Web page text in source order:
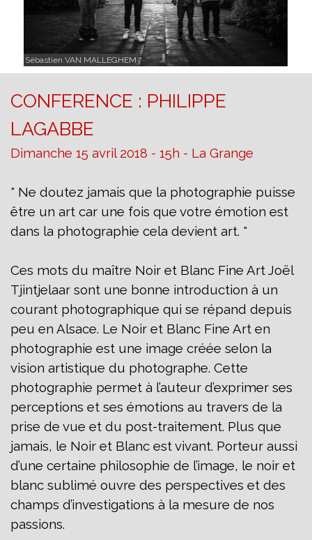
Sébastien VAN MALLEGHEM
CONFERENCE : PHILIPPE
LAGABBE
Dimanche 15 avril 2018 - 15h - La Grange
" Ne doutez jamais que la photographie puisse
être un art car une fois que votre émotion est
dans la photographie cela devient art. "
Ces mots du maître Noir et Blanc Fine Art Joël
Tjintjelaar sont une bonne introduction à un
courant photographique qui se répand depuis
peu en Alsace. Le Noir et Blanc Fine Art en
photographie est une image créée selon la
vision artistique du photographe. Cette
photographie permet à l’auteur d’exprimer ses
perceptions et ses émotions au travers de la
prise de vue et du post-traitement. Plus que
jamais, le Noir et Blanc est vivant. Porteur aussi
d’une certaine philosophie de l’image, le noir et
blanc sublimé ouvre des perspectives et des
champs d’investigations à la mesure de nos
passions.